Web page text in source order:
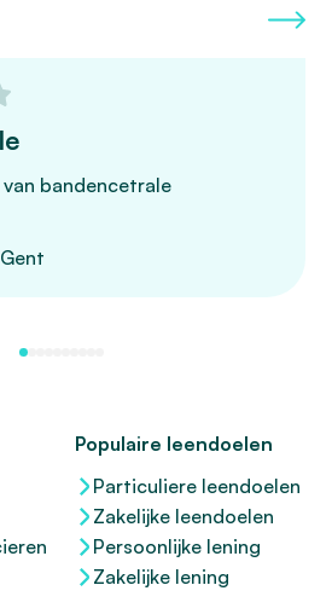
bandencetrale
Populaire leendoelen
Particuliere leendoelen
Zakelijke leendoelen
Persoonlijke lening
Zakelijke lening